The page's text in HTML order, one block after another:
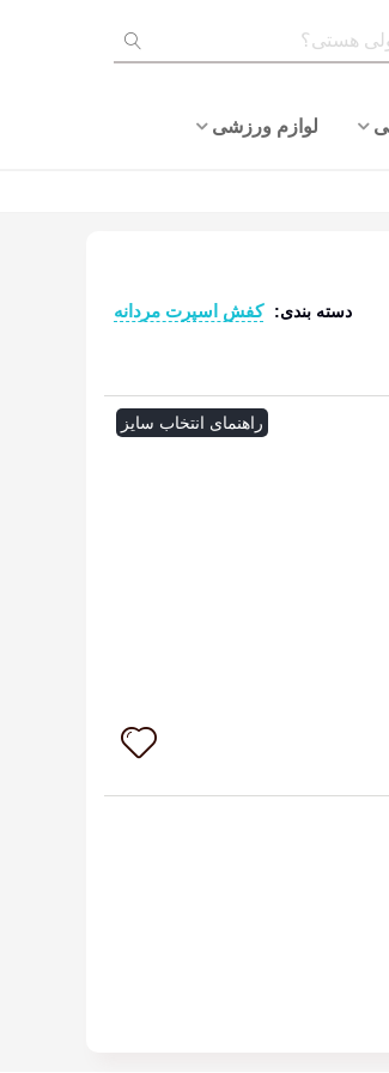
لوازم ورزشی
دسته بندی: کفش اسپرت مردانه
راهنمای انتخاب سایز